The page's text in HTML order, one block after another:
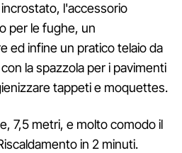
l'accessorio
per le fughe, un
ed infine un pratico telaio da
la spazzola per i pavimenti
tappeti e moquettes.
7,5 metri, e molto comodo il
in 2 minuti.